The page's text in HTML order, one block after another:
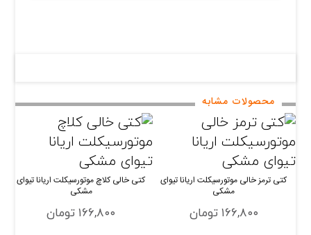
محصولات مشابه
کتی ترمز خالی موتورسیکلت اریانا تیوای
مشکی
۱۶۶,۸۰۰ تومان
کتی خالی کلاچ موتورسیکلت اریانا تیوای
مشکی
۱۶۶,۸۰۰ تومان